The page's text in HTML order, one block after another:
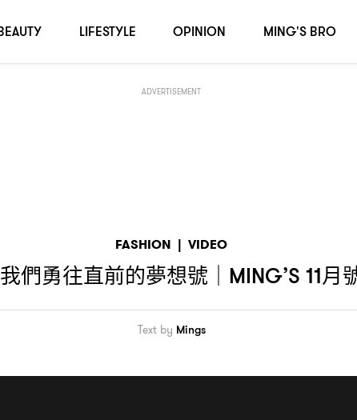
ADVERTISEMENT
FASHION | VIDEO
們勇往直前的夢想號 ｜MING’S 11月
Text by Mings
LIFESTYLE OPINION MING'S BRO